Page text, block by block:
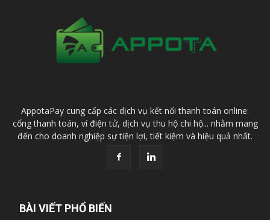
AppotaPay cung cấp các dịch vụ kết nối thanh toán online:
cổng thanh toán, ví điện tử, dịch vụ thu hộ chi hộ... nhằm mang
đến cho doanh nghiệp sự tiện lợi, tiết kiệm và hiệu quả nhất.
BÀI VIẾT PHỔ BIẾN